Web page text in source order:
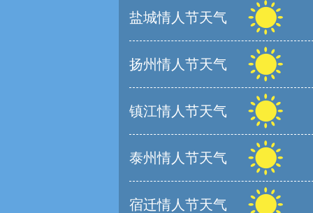
盐城情人节天气
扬州情人节天气
镇江情人节天气
泰州情人节天气
宿迁情人节天气